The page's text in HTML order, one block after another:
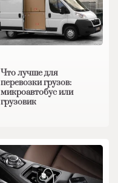
Что лучше для
перевозки грузов:
микроавтобус или
грузовик